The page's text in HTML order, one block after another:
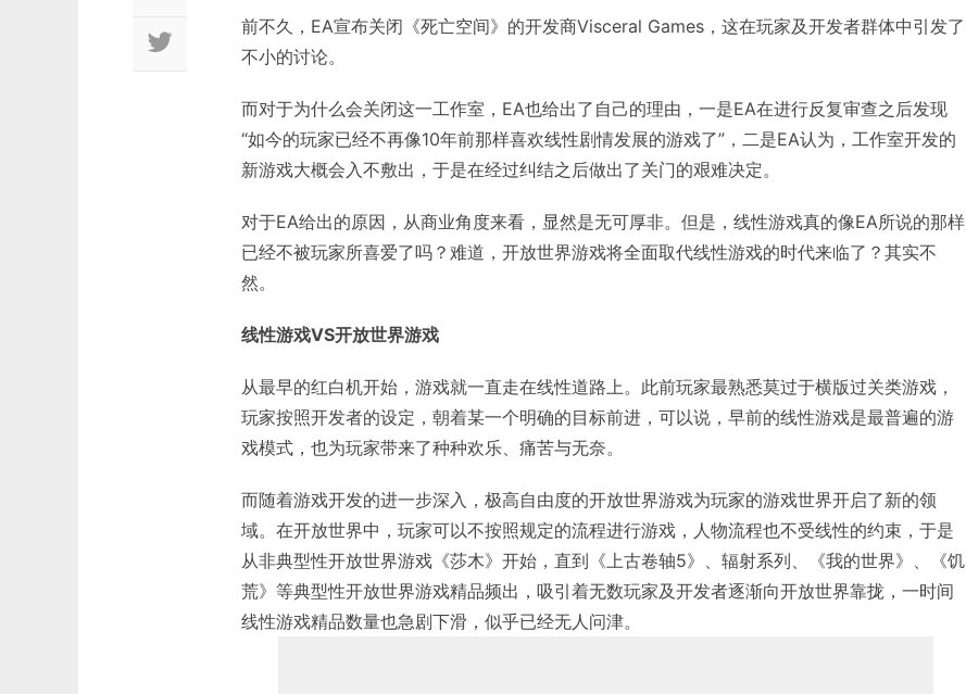
前不久，EA宣布关闭《死亡空间》的开发商Visceral Games，这在玩家及开发者群体中引发了
不小的讨论。
而对于为什么会关闭这一工作室，EA也给出了自己的理由，一是EA在进行反复审查之后发现
“如今的玩家已经不再像10年前那样喜欢线性剧情发展的游戏了”，二是EA认为，工作室开发的
新游戏大概会入不敷出，于是在经过纠结之后做出了关门的艰难决定。
对于EA给出的原因，从商业角度来看，显然是无可厚非。但是，线性游戏真的像EA所说的那样
已经不被玩家所喜爱了吗？难道，开放世界游戏将全面取代线性游戏的时代来临了？其实不
然。
线性游戏VS开放世界游戏
从最早的红白机开始，游戏就一直走在线性道路上。此前玩家最熟悉莫过于横版过关类游戏，
玩家按照开发者的设定，朝着某一个明确的目标前进，可以说，早前的线性游戏是最普遍的游
戏模式，也为玩家带来了种种欢乐、痛苦与无奈。
而随着游戏开发的进一步深入，极高自由度的开放世界游戏为玩家的游戏世界开启了新的领
域。在开放世界中，玩家可以不按照规定的流程进行游戏，人物流程也不受线性的约束，于是
从非典型性开放世界游戏《莎木》开始，直到《上古卷轴5》、辐射系列、《我的世界》、《饥
荒》等典型性开放世界游戏精品频出，吸引着无数玩家及开发者逐渐向开放世界靠拢，一时间
线性游戏精品数量也急剧下滑，似乎已经无人问津。